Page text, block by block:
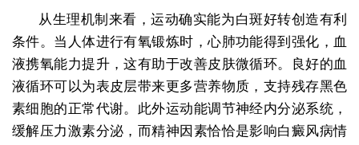
从生理机制来看，运动确实能为白斑好转创造有利
条件。当人体进行有氧锻炼时，心肺功能得到强化，血
液携氧能力提升，这有助于改善皮肤微循环。良好的血
液循环可以为表皮层带来更多营养物质，支持残存黑色
素细胞的正常代谢。此外运动能调节神经内分泌系统，
缓解压力激素分泌，而精神因素恰恰是影响白癜风病情